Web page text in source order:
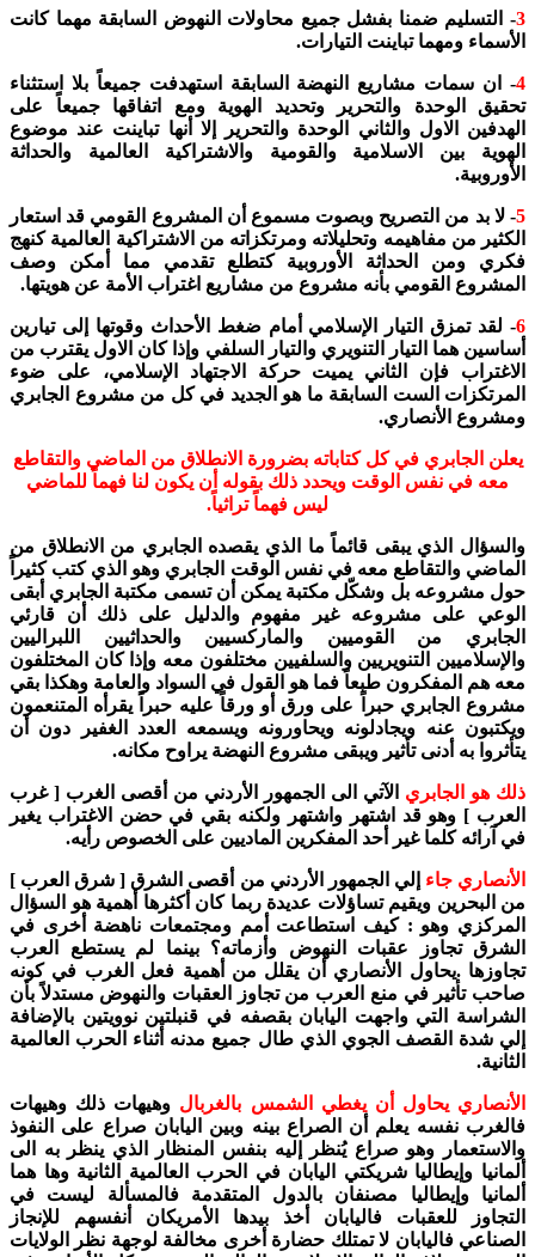
3- التسليم ضمنا بفشل جميع محاولات النهوض السابقة مهما كانت
الأسماء ومهما تباينت التيارات.
4- ان سمات مشاريع النهضة السابقة استهدفت جميعاً بلا استثناء
تحقيق الوحدة والتحرير وتحديد الهوية ومع اتفاقها جميعاً على
الهدفين الاول والثاني الوحدة والتحرير إلا أنها تباينت عند موضوع
الهوية بين الاسلامية والقومية والاشتراكية العالمية والحداثة
الأوروبية.
5- لا بد من التصريح وبصوت مسموع أن المشروع القومي قد استعار
الكثير من مفاهيمه وتحليلاته ومرتكزاته من الاشتراكية العالمية كنهج
فكري ومن الحداثة الأوروبية كتطلع تقدمي مما أمكن وصف
المشروع القومي بأنه مشروع من مشاريع اغتراب الأمة عن هويتها.
6- لقد تمزق التيار الإسلامي أمام ضغط الأحداث وقوتها إلى تيارين
أساسين هما التيار التنويري والتيار السلفي وإذا كان الاول يقترب من
الاغتراب فإن الثاني يميت حركة الاجتهاد الإسلامي، على ضوء
المرتكزات الست السابقة ما هو الجديد في كل من مشروع الجابري
ومشروع الأنصاري.
يعلن الجابري في كل كتاباته بضرورة الانطلاق من الماضي والتقاطع
معه في نفس الوقت ويحدد ذلك بقوله أن يكون لنا فهماً للماضي
ليس فهماً تراثياً.
والسؤال الذي يبقى قائماً ما الذي يقصده الجابري من الانطلاق من
الماضي والتقاطع معه في نفس الوقت الجابري وهو الذي كتب كثيراً
حول مشروعه بل وشكّل مكتبة يمكن أن تسمى مكتبة الجابري أبقى
الوعي على مشروعه غير مفهوم والدليل على ذلك أن قارئي
الجابري من القوميين والماركسيين والحداثيين اللبراليين
والإسلاميين التنويريين والسلفيين مختلفون معه وإذا كان المختلفون
معه هم المفكرون طبعاً فما هو القول في السواد والعامة وهكذا بقي
مشروع الجابري حبراً على ورق أو ورقاً عليه حبراً يقرأه المتنعمون
ويكتبون عنه ويجادلونه ويحاورونه ويسمعه العدد الغفير دون أن
يتأثروا به أدنى تأثير ويبقى مشروع النهضة يراوح مكانه.
ذلك هو الجابري الآتي الى الجمهور الأردني من أقصى الغرب [ غرب
العرب ] وهو قد اشتهر واشتهر ولكنه بقي في حضن الاغتراب يغير
في آرائه كلما غير أحد المفكرين الماديين على الخصوص رأيه.
الأنصاري جاء إلي الجمهور الأردني من أقصى الشرق [ شرق العرب ]
من البحرين ويقيم تساؤلات عديدة ربما كان أكثرها أهمية هو السؤال
المركزي وهو :كيف استطاعت أمم ومجتمعات ناهضة أخرى في
الشرق تجاوز عقبات النهوض وأزماته؟ بينما لم يستطع العرب
تجاوزها‍‍ .يحاول الأنصاري أن يقلل من أهمية فعل الغرب في كونه
صاحب تأثير في منع العرب من تجاوز العقبات والنهوض مستدلاً بأن
الشراسة التي واجهت اليابان بقصفه في قنبلتين نوويتين بالإضافة
إلي شدة القصف الجوي الذي طال جميع مدنه أثناء الحرب العالمية
الثانية.
الأنصاري يحاول أن يغطي الشمس بالغربال وهيهات ذلك وهيهات
فالغرب نفسه يعلم أن الصراع بينه وبين اليابان صراع على النفوذ
والاستعمار وهو صراع يُنظر إليه بنفس المنظار الذي ينظر به الى
ألمانيا وإيطاليا شريكتي اليابان في الحرب العالمية الثانية وها هما
ألمانيا وإيطاليا مصنفان بالدول المتقدمة فالمسألة ليست في
التجاوز للعقبات فاليابان أخذ بيدها الأمريكان أنفسهم للإنجاز
الصناعي فاليابان لا تمتلك حضارة أخرى مخالفة لوجهة نظر الولايات